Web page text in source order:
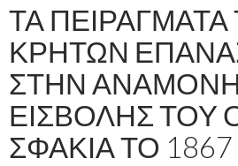
ΤΑ ΠΕΙΡΑΓΜΑΤΑ
ΚΡΗΤΩΝ
ΣΤΗΝ
ΕΙΣΒΟΛΗΣ ΤΟΥ
ΣΦΑΚΙΑ ΤΟ 1867